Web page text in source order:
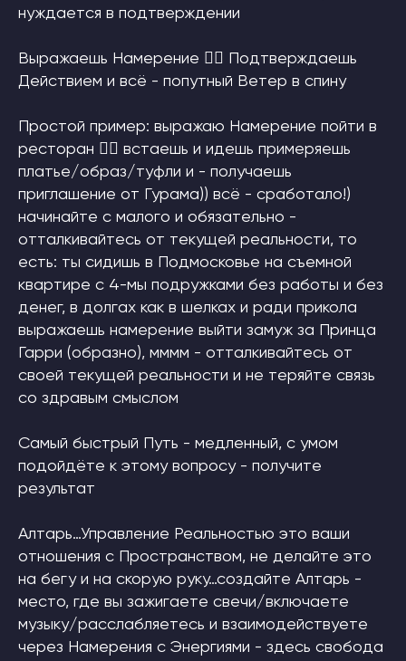
нуждается в подтверждении
Выражаешь Намерение 👉🏼 Подтверждаешь
Действием и всё - попутный Ветер в спину
Простой пример: выражаю Намерение пойти в
ресторан 👉🏼 встаешь и идешь примеряешь
платье/образ/туфли и - получаешь
приглашение от Гурама)) всё - сработало!)
начинайте с малого и обязательно -
отталкивайтесь от текущей реальности, то
есть: ты сидишь в Подмосковье на съемной
квартире с 4-мы подружками без работы и без
денег, в долгах как в шелках и ради прикола
выражаешь намерение выйти замуж за Принца
Гарри (образно), мммм - отталкивайтесь от
своей текущей реальности и не теряйте связь
со здравым смыслом
Самый быстрый Путь - медленный, с умом
подойдёте к этому вопросу - получите
результат
Алтарь…Управление Реальностью это ваши
отношения с Пространством, не делайте это
на бегу и на скорую руку…создайте Алтарь -
место, где вы зажигаете свечи/включаете
музыку/расслабляетесь и взаимодействуете
через Намерения с Энергиями - здесь свобода